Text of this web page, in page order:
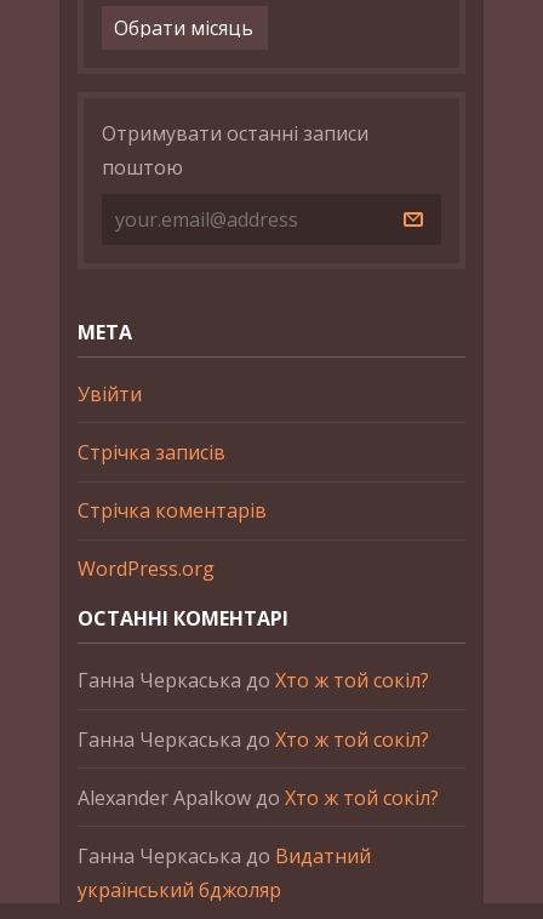
Архіви
Отримувати останні записи
поштою
МЕТА
Увійти
Стрічка записів
Стрічка коментарів
WordPress.org
ОСТАННІ КОМЕНТАРІ
Ганна Черкаська до Хто ж той сокіл?
Ганна Черкаська до Хто ж той сокіл?
Alexander Apalkowдо Хто ж той сокіл?
Ганна Черкаська до Видатний
український бджоляр